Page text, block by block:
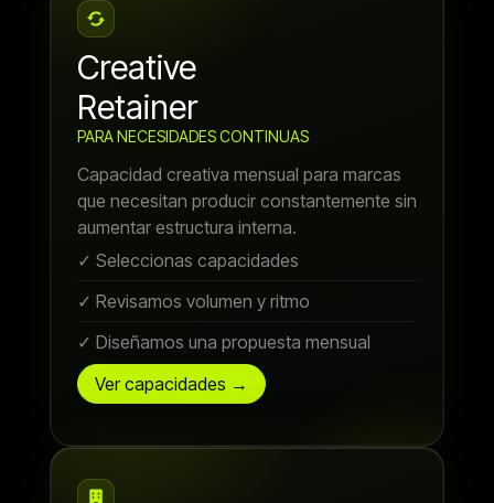
Creative
Retainer
PARA NECESIDADES CONTINUAS
Capacidad creativa mensual para marcas
que necesitan producir constantemente sin
aumentar estructura interna.
✓ Seleccionas capacidades
✓ Revisamos volumen y ritmo
✓ Diseñamos una propuesta mensual
Ver capacidades →